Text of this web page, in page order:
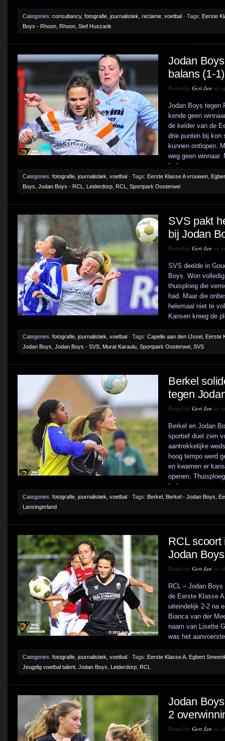
Categories: consultancy, fotografie journalistiek reclame voetbal · Tags: Eerste
Boys - Rhoon Rhoon Stef Huszarik
Jodan
balans (1-1)
Posted by Gert Jan on
Jodan Boys tegen
kende geen
de kelder van de
drie punten bij kon
kunnen ontlopen.
weg geen
[...]
Categories: fotografie journalistiek voetbal · Tags: Eerste Klasse A vrouwen
Boys Jodan Boys - RCL Leiderdorp RCL Sportpark Oosterwei
SVS pakt
bij Jodan
Posted by Gert Jan on
SVS deelde in
Boys. Won
thuisploeg die
had. Maar die
helemaal niet te
Kansen kreeg de
Categories: fotografie journalistiek voetbal · Tags: Capelle aan den IJssel Eerste
Jodan Boys Jodan Boys - SVS Murat Karaulu Sportpark Oosterwei SVS
Berkel
tegen
Posted by Gert Jan on
Berkel en Jodan
sportief duel zien
aantrekkelijke
hoog tempo werd
en kwamen er
openen.
[...]
Categories: fotografie journalistiek voetbal · Tags: Berkel Berkel - Jodan Boys
Lansingerland
RCL scoort
Jodan
Posted by Gert Jan on
RCL – Jodan
de Eerste Klasse
uiteindelijk 2-2 na
Bianca van der
naam van Lisette
was het
Categories: fotografie journalistiek voetbal · Tags: Eerste Klasse A Egbert
Jeugdig voetbal talent Jodan Boys Leiderdorp RCL
Jodan
2
Posted by Gert Jan on